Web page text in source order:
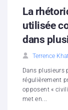
La
utilisée
dans
Terrence
Dans plusieurs
régulièrement
opposent «
met en...